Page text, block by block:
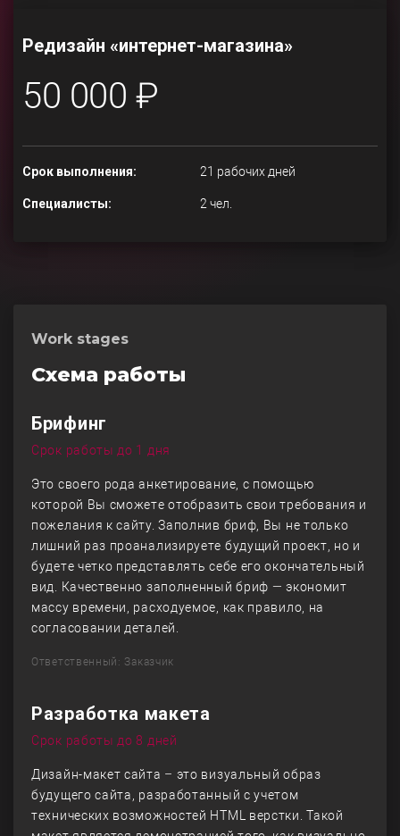
Редизайн «интернет-магазина»
50 000 ₽
Срок выполнения: 21 рабочих дней
Специалисты: 2 чел.
Work stages
Схема работы
Брифинг
Срок работы до 1 дня
Это своего рода анкетирование, с помощью
которой Вы сможете отобразить свои требования и
пожелания к сайту. Заполнив бриф, Вы не только
лишний раз проанализируете будущий проект, но и
будете четко представлять себе его окончательный
вид. Качественно заполненный бриф — экономит
массу времени, расходуемое, как правило, на
согласовании деталей.
Ответственный: Заказчик
Разработка макета
Срок работы до 8 дней
Дизайн-макет сайта – это визуальный образ
будущего сайта, разработанный с учетом
технических возможностей HTML верстки. Такой